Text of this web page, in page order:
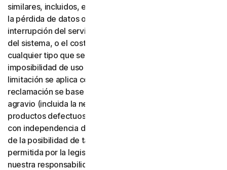
similares, incluidos, entre otros, la pérdida de beneficios,
la pérdida de datos o de fondo de comercio, la
interrupción del servicio, los daños informáticos o fallos
del sistema, o el coste de servicios sustitutos de
cualquier tipo que se deriven del uso o de la
imposibilidad de uso del software o de los servicios. Esta
limitación se aplica con independencia de que su
reclamación se base en una garantía, un contrato, un
agravio (incluida la negligencia), la responsabilidad por
productos defectuosos o cualquier otra teoría legal, y
con independencia de que Gen haya sido advertida o no
de la posibilidad de tales daños. En la máxima medida
permitida por la legislación aplicable, en ningún caso
nuestra responsabilidad total o la de nuestros emisores